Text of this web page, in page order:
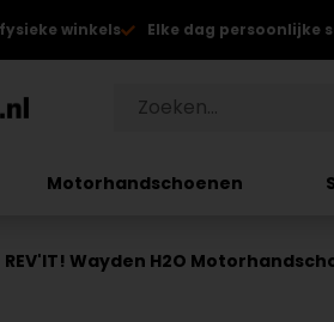
winkels Elke dag persoonlijke
Motorhandschoenen
REV'IT! Wayden H2O